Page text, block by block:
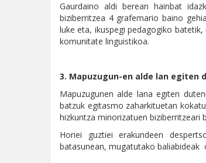
Gaurdaino aldi berean hainbat
biziberritzea 4 grafemario baino
luke eta, ikuspegi pedagogiko
komunitate linguistikoa.
3. Mapuzugun-en alde lan
Mapuzugunen alde lana egiten
batzuk egitasmo zaharkituetan
hizkuntza minorizatuen biziberritzeari
Horiei guztiei erakundeen
batasunean, mugatutako baliabideak